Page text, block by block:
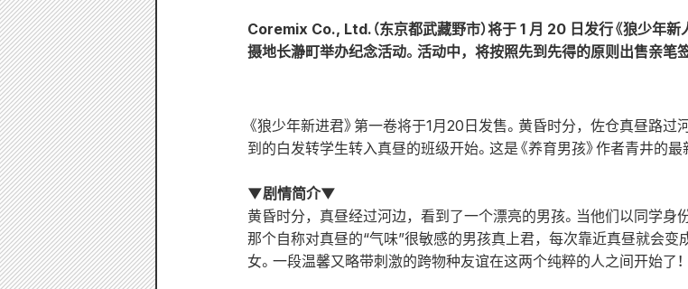
Coremix Co., Ltd.（东京都武藏野市）将于 1 月 20 日发行《狼少年新
摄地长瀞町举办纪念活动。活动中，将按照先到先得的原则出售亲笔
《狼少年新进君》第一卷将于1月20日发售。黄昏时分，佐仓真昼路
到的白发转学生转入真昼的班级开始。这是《养育男孩》作者青井的最
▼剧情简介▼
黄昏时分，真昼经过河边，看到了一个漂亮的男孩。当他们以同学身
那个自称对真昼的“气味”很敏感的男孩真上君，每次靠近真昼就会
女。一段温馨又略带刺激的跨物种友谊在这两个纯粹的人之间开始了！